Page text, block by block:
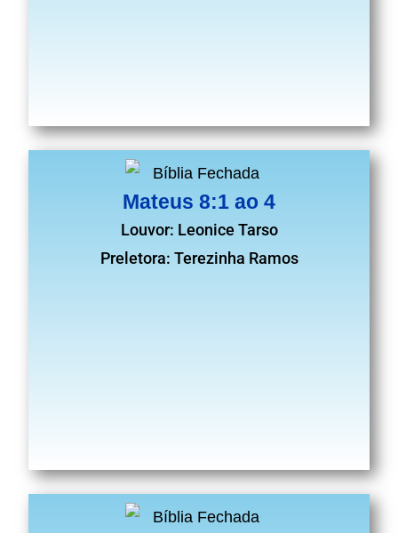
Mateus 8:1 ao 4
Louvor: Leonice Tarso
Preletora: Terezinha Ramos